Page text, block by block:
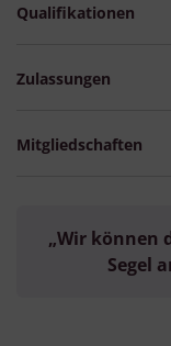
Qualifikationen
Zulassungen
Mitgliedschaften
„Wir können
Segel